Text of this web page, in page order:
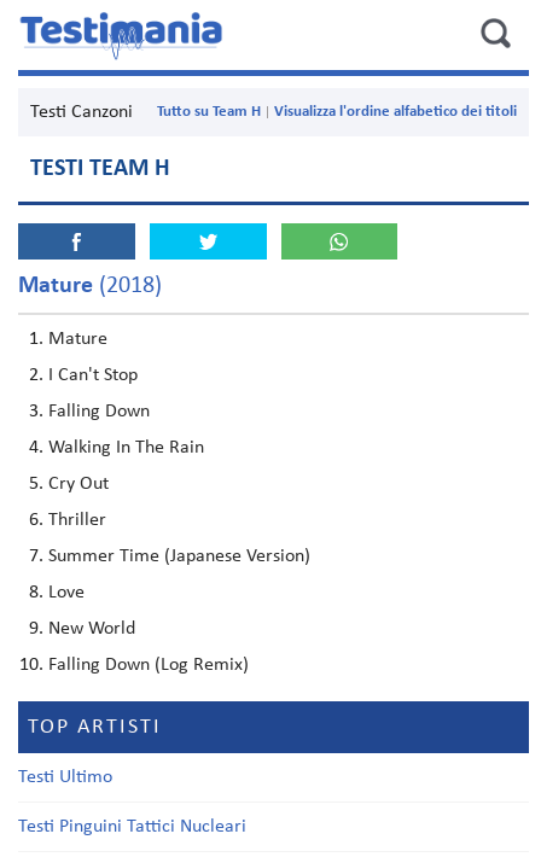
Testi Canzoni Visualizza l'ordine alfabetico dei titoli
Tutto su Team H
TESTI TEAM H
Mature (2018)
Mature
I Can't Stop
Falling Down
Walking In The Rain
Cry Out
Thriller
Summer Time (Japanese Version)
Love
New World
Falling Down (Log Remix)
TOP ARTISTI
Testi Ultimo
Testi Pinguini Tattici Nucleari